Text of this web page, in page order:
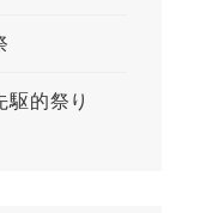
的祭り